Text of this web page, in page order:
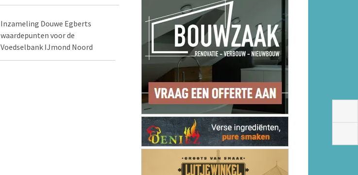
Inzameling Douwe Egberts
waardepunten voor de
Voedselbank IJmond Noord